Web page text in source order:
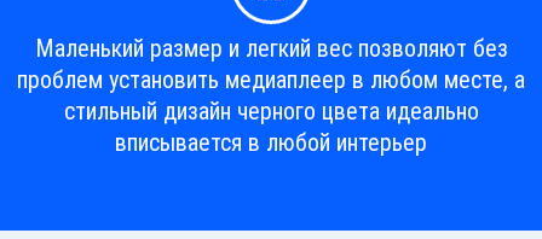
Маленький размер и легкий вес позволяют без
проблем установить медиаплеер в любом месте, а
стильный дизайн черного цвета идеально
вписывается в любой интерьер